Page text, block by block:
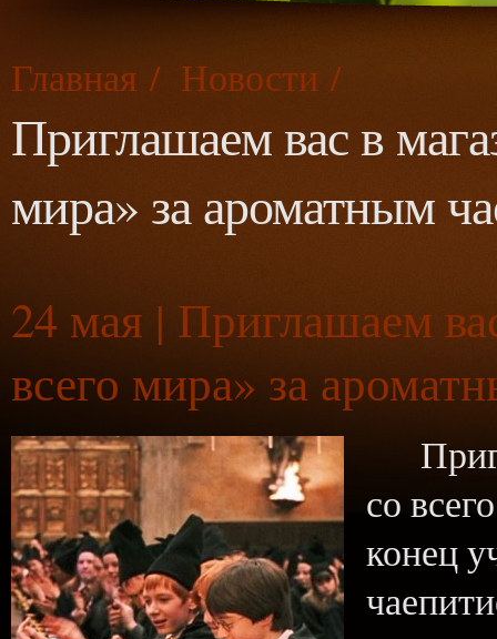
Главная / Новости /
Приглашаем вас в
мира» за ароматным
24 мая | Приглашаем
всего мира» за
со
конец